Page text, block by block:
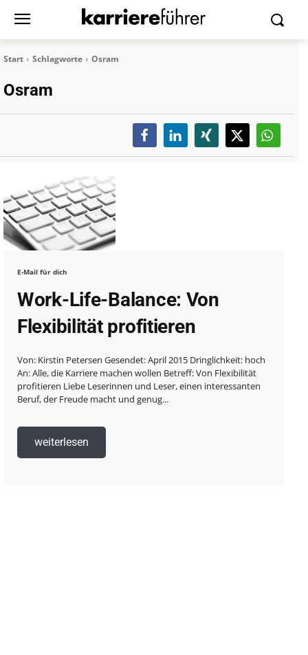
Start Schlagworte Osram
Osram
E-Mail für dich
Work-Life-Balance: Von
Flexibilität profitieren
Von: Kirstin Petersen Gesendet: April 2015 Dringlichkeit: hoch
An: Alle, die Karriere machen wollen Betreff: Von Flexibilität
profitieren Liebe Leserinnen und Leser, einen interessanten
Beruf, der Freude macht und genug...
weiterlesen